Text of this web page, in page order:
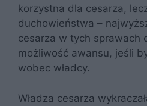
korzystna dla cesarza,
duchowieństwa –
cesarza w tych sprawach
możliwość awansu, jeśli
wobec władcy.
Władza cesarza